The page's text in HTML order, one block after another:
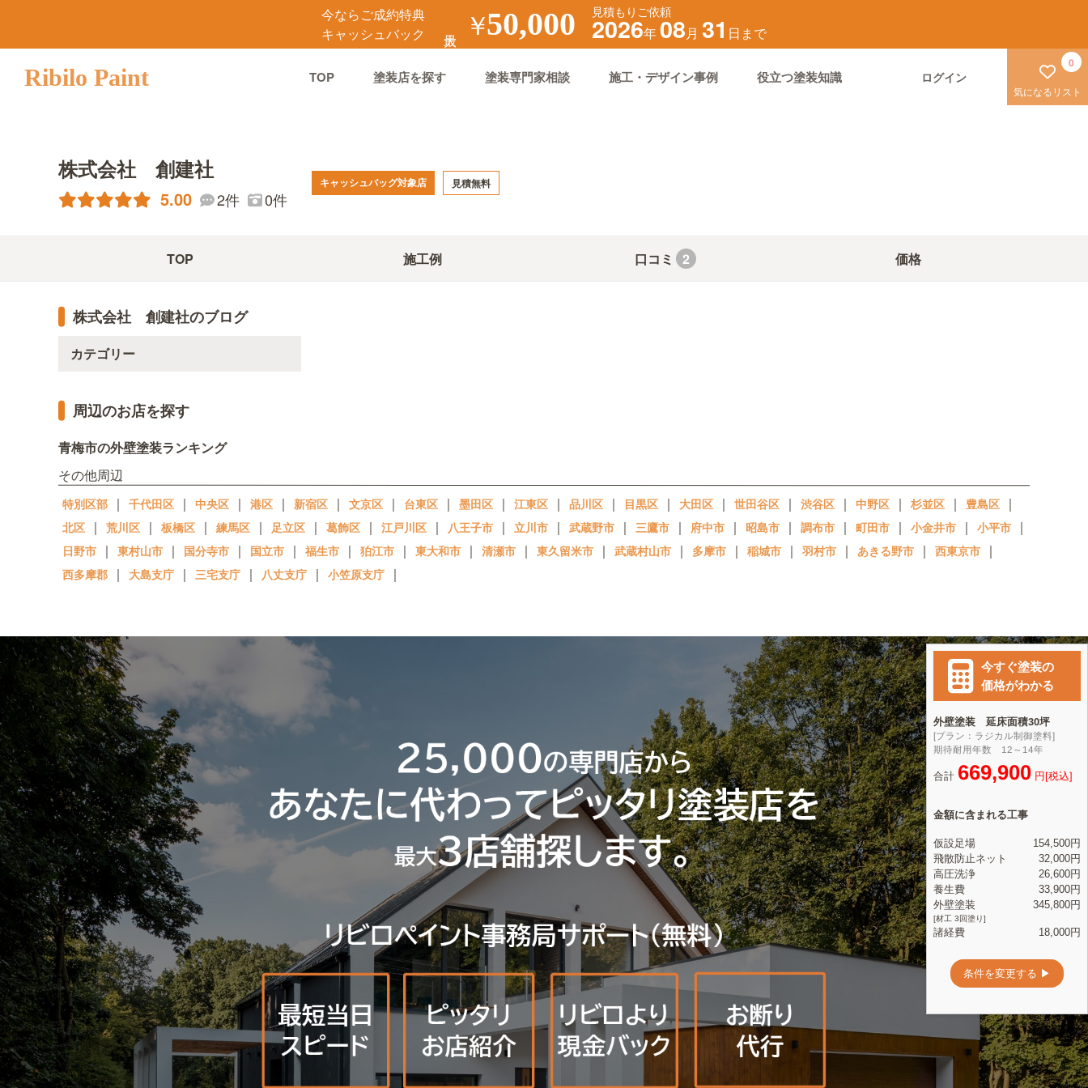
今ならご成約特典
キャッシュバック
￥50,000 見積もりご依頼
2026年08月 31 日まで
Ribilo Paint TOP 塗装店を探す 塗装専門家相談 施工・デザイン事例 役立つ塗装知識 ログイン
気になるリスト
0
株式会社 創建社
5.00 2件 0件
キャッシュバッグ対象店 見積無料
TOP 施工例 口コミ 2 価格
株式会社 創建社のブログ
カテゴリー
周辺のお店を探す
青梅市の外壁塗装ランキング
その他周辺
特別区部 ｜ 千代田区 ｜ 中央区 ｜ 港区 ｜ 新宿区 ｜ 文京区 ｜ 台東区 ｜ 墨田区 ｜ 江東区 ｜ 品川区 ｜ 目黒区 ｜ 大田区 ｜ 世田谷区 ｜ 渋谷区 ｜ 中野区 ｜ 杉並区 ｜ 豊島区 ｜
北区 ｜ 荒川区 ｜ 板橋区 ｜ 練馬区 ｜ 足立区 ｜ 葛飾区 ｜ 江戸川区 ｜ 八王子市 ｜ 立川市 ｜ 武蔵野市 ｜ 三鷹市 ｜ 府中市 ｜ 昭島市 ｜ 調布市 ｜ 町田市 ｜ 小金井市 ｜ 小平市 ｜
日野市 ｜ 東村山市 ｜ 国分寺市 ｜ 国立市 ｜ 福生市 ｜ 狛江市 ｜ 東大和市 ｜ 清瀬市 ｜ 東久留米市 ｜ 武蔵村山市 ｜ 多摩市 ｜ 稲城市 ｜ 羽村市 ｜ あきる野市 ｜ 西東京市 ｜
西多摩郡 ｜ 大島支庁 ｜ 三宅支庁 ｜ 八丈支庁 ｜ 小笠原支庁 ｜